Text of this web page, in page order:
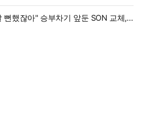
뻔했잖아" 승부차기 앞둔 SON 교체,